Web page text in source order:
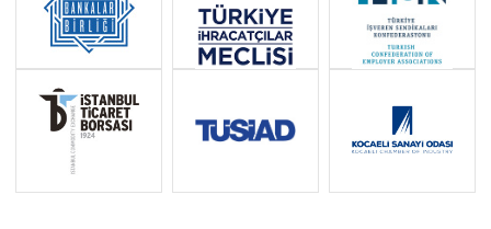
GIDA GÜVENLİĞİ, VETERİNERLİK
VE BİTKİ SAĞLIĞI POLİTİKASI
İŞLETME VE SANAYİ POLİTİKASI